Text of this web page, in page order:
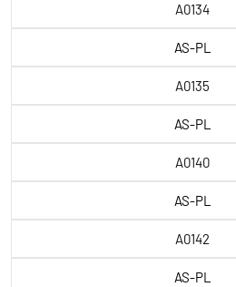
A0134
AS-PL
A0135
AS-PL
A0140
AS-PL
A0142
AS-PL